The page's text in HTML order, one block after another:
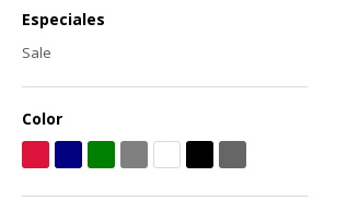
Especiales
Sale
Color